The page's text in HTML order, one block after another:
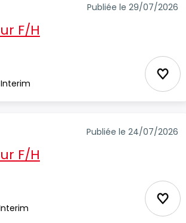
Publiée le 29/07/2026
F/H
Interim
Publiée le 24/07/2026
F/H